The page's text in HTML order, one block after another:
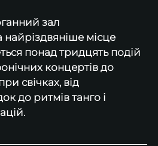
зал
місце
понад тридцять подій
концертів до
свічках, від
до ритмів танго і